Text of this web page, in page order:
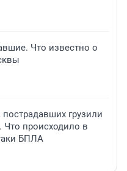
Что известно о
грузили
Что происходило в
БПЛА